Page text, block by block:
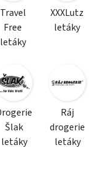
Travel
Free
letáky
XXXLutz
letáky
Šlak
letáky
Ráj
drogerie
letáky